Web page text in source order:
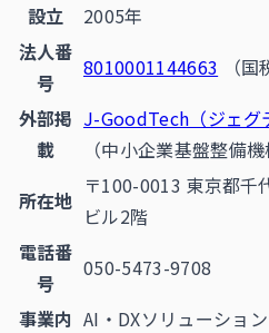
設立
2005年
法人番
号
8010001144663
（
外部掲
載
J-GoodTech（ジェグ
（中小企業基盤整備機
所在地
〒100-0013 東京都千
ビル2階
電話番
号
050-5473-9708
事業内 AI・DXソリューショ